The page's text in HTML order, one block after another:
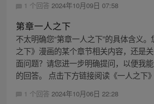
1 个回答 2024年10月09日 07:58
第章一人之下
不太明确您“第章一人之下”的具体含义
之下》漫画的某个章节相关内容，还是
面问题？请您进一步明确提问，以便我
的回答。 点击下方链接阅读《一人之下
1 个回答 2024年10月06日 22:28